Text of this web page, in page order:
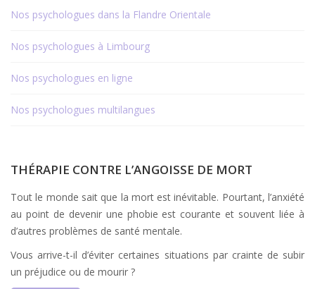
Nos psychologues dans la Flandre Orientale
Nos psychologues à Limbourg
Nos psychologues en ligne
Nos psychologues multilangues
THÉRAPIE CONTRE L’ANGOISSE DE MORT
Tout le monde sait que la mort est inévitable. Pourtant, l’anxiété
au point de devenir une phobie est courante et souvent liée à
d’autres problèmes de santé mentale.
Vous arrive-t-il d’éviter certaines situations par crainte de subir
un préjudice ou de mourir ?